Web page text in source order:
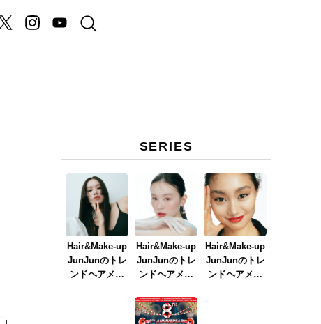
SERIES
Hair&Make-up
JunJunのトレ
ンドヘアメイ
Hair&Make-up
JunJunのトレ
ンドヘアメイ
イク
ver.2023』
Hair&Make-up
JunJunのトレ
ンドヘアメイ